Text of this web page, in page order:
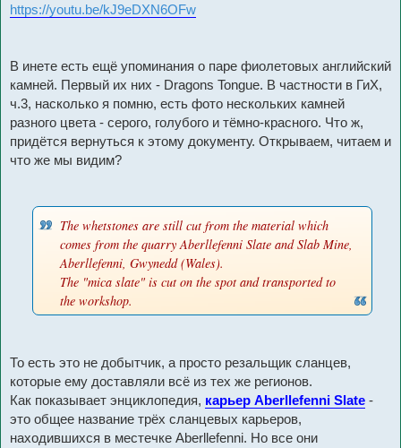
https://youtu.be/kJ9eDXN6OFw
В инете есть ещё упоминания о паре фиолетовых английский
камней. Первый их них - Dragons Tongue. В частности в ГиХ,
ч.3, насколько я помню, есть фото нескольких камней
разного цвета - серого, голубого и тёмно-красного. Что ж,
придётся вернуться к этому документу. Открываем, читаем и
что же мы видим?
The whetstones are still cut from the material which
comes from the quarry Aberllefenni Slate and Slab Mine,
Aberllefenni, Gwynedd (Wales).
The "mica slate" is cut on the spot and transported to
the workshop.
То есть это не добытчик, а просто резальщик сланцев,
которые ему доставляли всё из тех же регионов.
Как показывает энциклопедия, карьер Aberllefenni Slate -
это общее название трёх сланцевых карьеров,
находившихся в местечке Aberllefenni. Но все они